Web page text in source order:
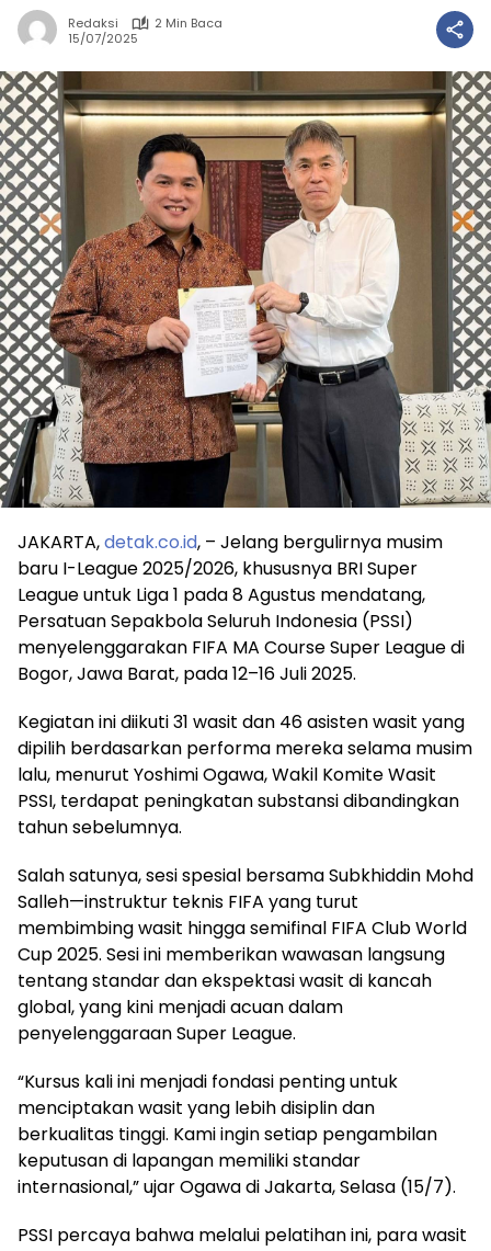
Redaksi
2 Min Baca
15/07/2025
JAKARTA,detak.co.id, – Jelang bergulirnya musim
baru I-League 2025/2026, khususnya BRI Super
League untuk Liga 1 pada 8 Agustus mendatang,
Persatuan Sepakbola Seluruh Indonesia (PSSI)
menyelenggarakan FIFA MA Course Super League di
Bogor, Jawa Barat, pada 12–16 Juli 2025.
Kegiatan ini diikuti 31 wasit dan 46 asisten wasit yang
dipilih berdasarkan performa mereka selama musim
lalu, menurut Yoshimi Ogawa, Wakil Komite Wasit
PSSI, terdapat peningkatan substansi dibandingkan
tahun sebelumnya.
Salah satunya, sesi spesial bersama Subkhiddin Mohd
Salleh—instruktur teknis FIFA yang turut
membimbing wasit hingga semifinal FIFA Club World
Cup 2025. Sesi ini memberikan wawasan langsung
tentang standar dan ekspektasi wasit di kancah
global, yang kini menjadi acuan dalam
penyelenggaraan Super League.
“Kursus kali ini menjadi fondasi penting untuk
menciptakan wasit yang lebih disiplin dan
berkualitas tinggi. Kami ingin setiap pengambilan
keputusan di lapangan memiliki standar
internasional,” ujar Ogawa di Jakarta, Selasa (15/7).
PSSI percaya bahwa melalui pelatihan ini, para wasit